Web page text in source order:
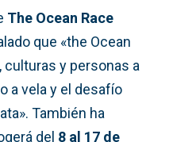
The Ocean Race
que «the Ocean
y personas a
a vela y el desafío
También ha
del 8 al 17 de